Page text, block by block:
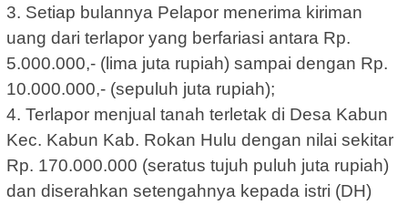
3. Setiap bulannya Pelapor menerima kiriman
uang dari terlapor yang berfariasi antara Rp.
5.000.000,- (lima juta rupiah) sampai dengan Rp.
10.000.000,- (sepuluh juta rupiah);
4. Terlapor menjual tanah terletak di Desa Kabun
Kec. Kabun Kab. Rokan Hulu dengan nilai sekitar
Rp. 170.000.000 (seratus tujuh puluh juta rupiah)
dan diserahkan setengahnya kepada istri (DH)